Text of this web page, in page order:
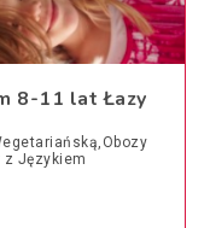
8-11 lat Łazy
z Językiem